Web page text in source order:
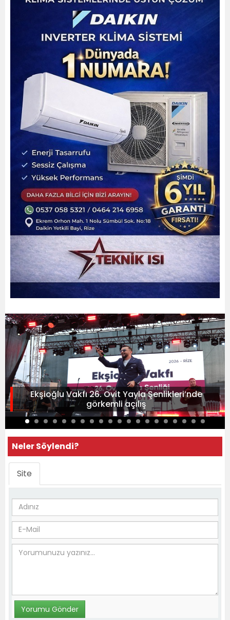
Ekşioğlu Vakfı 26. Ovit Yayla Şenlikleri’nde
görkemli açılış
Neler Söylendi?
Site